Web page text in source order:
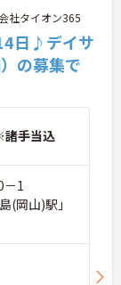
社タイオン365
日♪デイサ
の募集で
手当込
－1
(岡山)駅」